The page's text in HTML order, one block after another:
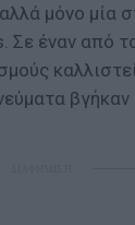
μόνο μία
Σε έναν από